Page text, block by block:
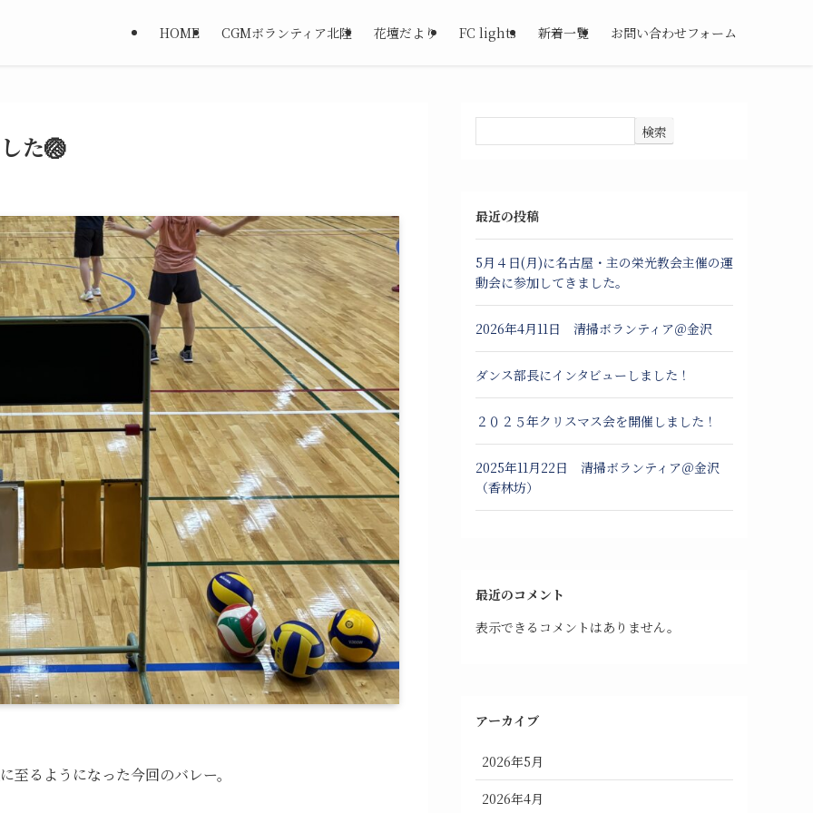
HOME CGMボランティア北陸 花壇だより FC lights 新着一覧 お問い合わせフォーム
た🏐
るようになった今回のバレー。
検索
最近の投稿
5月４日(月)に名古屋・主の栄光教会主催の運
動会に参加してきました。
2026年4月11日 清掃ボランティア＠金沢
ダンス部長にインタビューしました！
２０２５年クリスマス会を開催しました！
2025年11月22日 清掃ボランティア＠金沢
（香林坊）
最近のコメント
表示できるコメントはありません。
アーカイブ
2026年5月
2026年4月